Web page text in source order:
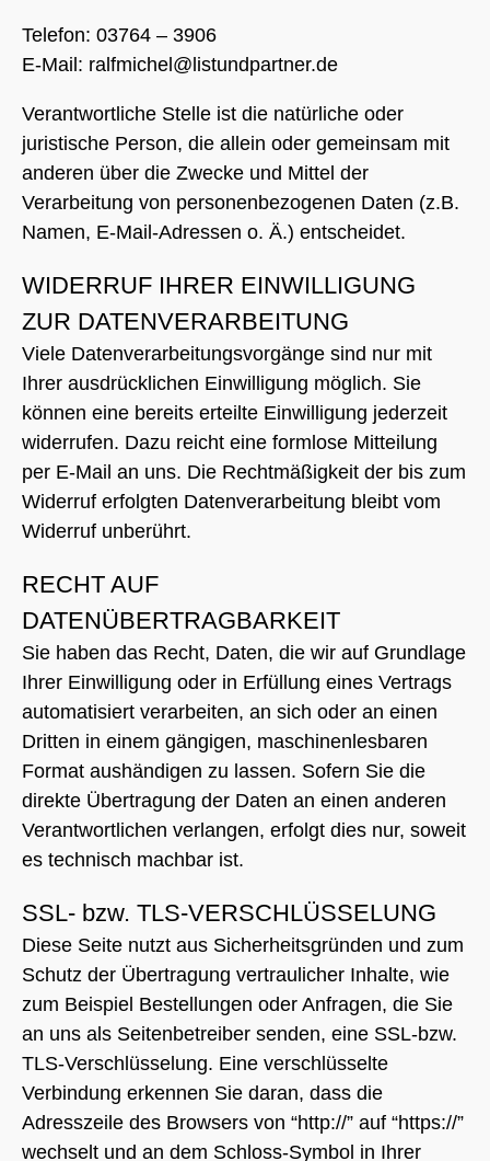
Telefon: 03764 – 3906
E-Mail: ralfmichel@listundpartner.de
Verantwortliche Stelle ist die natürliche oder
juristische Person, die allein oder gemeinsam mit
anderen über die Zwecke und Mittel der
Verarbeitung von personenbezogenen Daten (z.B.
Namen, E-Mail-Adressen o. Ä.) entscheidet.
WIDERRUF IHRER EINWILLIGUNG
ZUR DATENVERARBEITUNG
Viele Datenverarbeitungsvorgänge sind nur mit
Ihrer ausdrücklichen Einwilligung möglich. Sie
können eine bereits erteilte Einwilligung jederzeit
widerrufen. Dazu reicht eine formlose Mitteilung
per E-Mail an uns. Die Rechtmäßigkeit der bis zum
Widerruf erfolgten Datenverarbeitung bleibt vom
Widerruf unberührt.
RECHT AUF
DATENÜBERTRAGBARKEIT
Sie haben das Recht, Daten, die wir auf Grundlage
Ihrer Einwilligung oder in Erfüllung eines Vertrags
automatisiert verarbeiten, an sich oder an einen
Dritten in einem gängigen, maschinenlesbaren
Format aushändigen zu lassen. Sofern Sie die
direkte Übertragung der Daten an einen anderen
Verantwortlichen verlangen, erfolgt dies nur, soweit
es technisch machbar ist.
SSL- bzw. TLS-VERSCHLÜSSELUNG
Diese Seite nutzt aus Sicherheitsgründen und zum
Schutz der Übertragung vertraulicher Inhalte, wie
zum Beispiel Bestellungen oder Anfragen, die Sie
an uns als Seitenbetreiber senden, eine SSL-bzw.
TLS-Verschlüsselung. Eine verschlüsselte
Verbindung erkennen Sie daran, dass die
Adresszeile des Browsers von “http://” auf “https://”
wechselt und an dem Schloss-Symbol in Ihrer